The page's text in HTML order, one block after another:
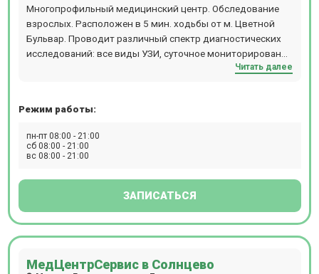
Многопрофильный медицинский центр. Обследование
взрослых. Расположен в 5 мин. ходьбы от м. Цветной
Бульвар. Проводит различный спектр диагностических
исследований: все виды УЗИ, суточное мониторирование
АД+ЭКГ, суточное ЭКГ мониторирование (по Холтеру),
физической нагрузкой (велоэргометрия или тредмил-
цистоскопию, ЭФГДС и другие. Прием происходит по
предварительной записи.
Читать далее
Режим работы:
пн-пт 08:00 - 21:00
сб 08:00 - 21:00
вс 08:00 - 21:00
ЗАПИСАТЬСЯ
МедЦентрСервис в Солнцево